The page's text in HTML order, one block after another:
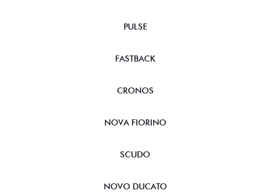
PULSE
FASTBACK
CRONOS
NOVA FIORINO
SCUDO
NOVO DUCATO